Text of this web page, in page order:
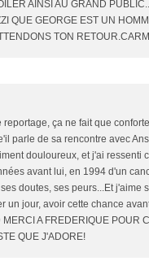
AINSI AU GRAND
QUE GEORGE EST UN
TON
reportage, ça ne fait que
parle de sa rencontre avec
douloureux, et j'ai ressenti
avant lui, en 1994 d'un
doutes, ses peurs...Et j'aime
un jour, avoir cette chance
A FREDERIQUE POUR
QUE J'ADORE!